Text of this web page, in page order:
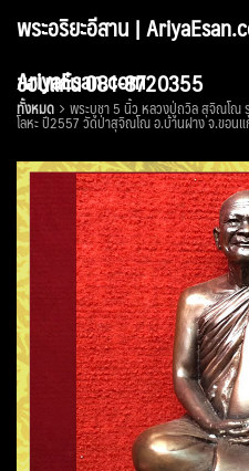
พระอริยะอีสาน |
ขอนแก่น 081-8720355
AriyaEsan.com
ทั้งหมด พระบูชา 5 นิ้ว หลวงปู่ถวิล สุจิณโณ
โลหะ ปี2557 วัดป่าสุจิณโณ อ.บ้านฝาง จ.ขอน